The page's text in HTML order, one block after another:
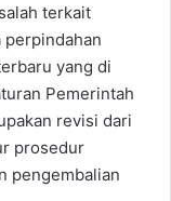
terkait
perpindahan
yang di
Pemerintah
revisi dari
prosedur
pengembalian